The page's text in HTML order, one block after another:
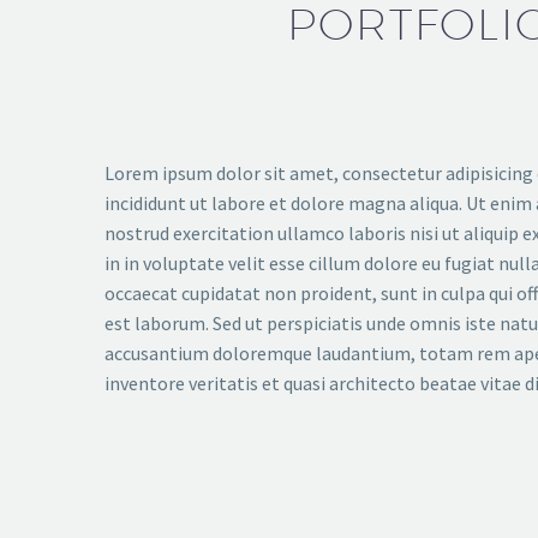
Lorem ipsum dolor sit amet, consectetur
incididunt ut labore et dolore magna aliqua. Ut enim
nostrud exercitation ullamco laboris nisi ut aliquip
in in voluptate velit esse cillum dolore eu fugiat
occaecat cupidatat non proident, sunt in culpa qui
est laborum. Sed ut perspiciatis unde omnis iste
accusantium doloremque laudantium, totam rem
inventore veritatis et quasi architecto beatae vitae